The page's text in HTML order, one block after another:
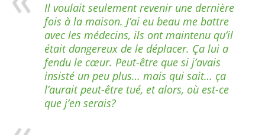
Il voulait seulement revenir une dernière
fois à la maison. J’ai eu beau me battre
avec les médecins, ils ont maintenu qu’il
était dangereux de le déplacer. Ça lui a
fendu le cœur. Peut-être que si j’avais
insisté un peu plus… mais qui sait… ça
l’aurait peut-être tué, et alors, où est-ce
que j’en serais?